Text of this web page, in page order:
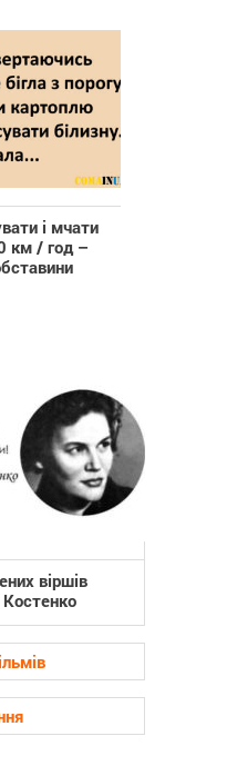
і мчати
км / год –
віршів
Костенко